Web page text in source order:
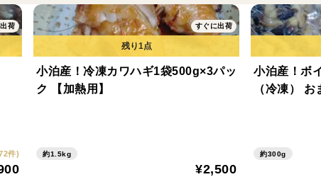
日かかる地域の方にはオススメ出来ません。ご了承下さい。
に考えておりますご了承下さい。
時期によって価格の変動があります。
荷
件)
すぐに出荷
小泊産！冷凍カワハギ1袋500g×3パッ
ク 【加熱用】
約1.5kg
¥2,500
小泊産！ボ
（冷凍） お
約300g